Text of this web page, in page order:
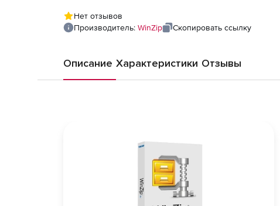
Нет отзывов
Производитель: WinZip Скопировать ссылку
Описание Характеристики Отзывы